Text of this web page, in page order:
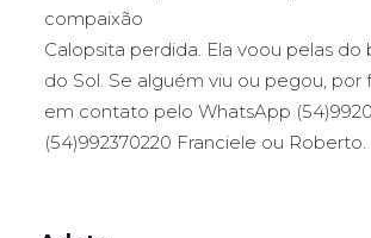
compaixão
Calopsita perdida. Ela voou pelas do
do Sol. Se alguém viu ou pegou, por
em contato pelo WhatsApp
(54)992370220 Franciele ou